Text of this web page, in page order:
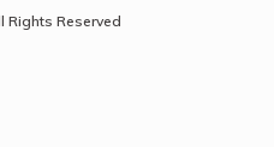
Rights Reserved